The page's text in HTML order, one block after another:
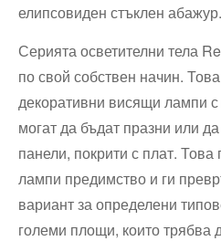
елипсовиден стъклен абажур.
Серията осветителни тела
по свой собствен начин.
декоративни висящи лампи с
могат да бъдат празни или
панели, покрити с плат.
лампи предимство и ги
вариант за определени
големи площи, които трябва